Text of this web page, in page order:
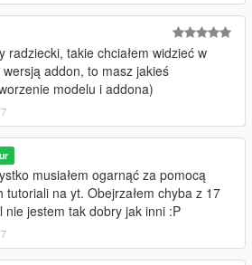
radziecki, takie chciałem widzieć w
wersją addon, to masz jakieś
modelu i addona)
musiałem ogarnąć za pomocą
tutoriali na yt. Obejrzałem chyba z 17
nie jestem tak dobry jak inni :P